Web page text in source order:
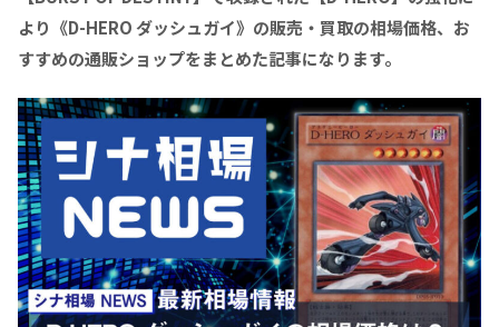
より 《D-HERO ダッシュガイ》の販売・買取の相場価格、お
すすめの通販ショップをまとめた記事になります。